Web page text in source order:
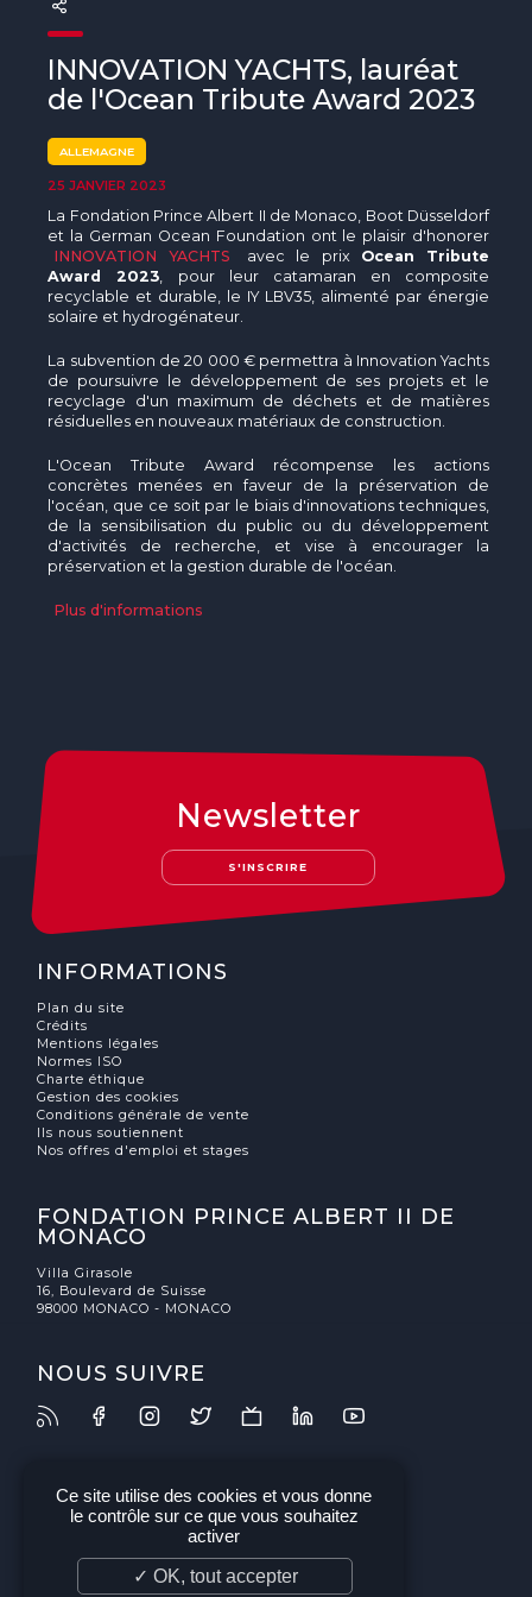
Beyond Plastic Med : BeMed
OACIS
Initiative Homme - Faune sauvage
The Green Shift Initiative
INNOVATION YACHTS, lauréat
de l'Ocean Tribute Award 2023
ALLEMAGNE
25 JANVIER 2023
La Fondation Prince Albert II de Monaco, Boot Düsseldorf
et la German Ocean Foundation ont le plaisir d'honorer
INNOVATION YACHTS
avec le prix Ocean Tribute
Award 2023, pour leur catamaran en composite
recyclable et durable, le IY LBV35, alimenté par énergie
solaire et hydrogénateur.
La subvention de 20 000 € permettra à Innovation Yachts
de poursuivre le développement de ses projets et le
recyclage d'un maximum de déchets et de matières
résiduelles en nouveaux matériaux de construction.
L'Ocean Tribute Award récompense les actions
concrètes menées en faveur de la préservation de
l'océan, que ce soit par le biais d'innovations techniques,
de la sensibilisation du public ou du développement
d'activités de recherche, et vise à encourager la
préservation et la gestion durable de l'océan.
Plus d'informations
Newsletter
S'INSCRIRE
INFORMATIONS
Plan du site
Crédits
Mentions légales
Normes ISO
Charte éthique
Gestion des cookies
Conditions générale de vente
Ils nous soutiennent
Nos offres d'emploi et stages
FONDATION PRINCE ALBERT II DE
MONACO
Villa Girasole
16, Boulevard de Suisse
98000 MONACO - MONACO
NOUS SUIVRE
Ce site utilise des cookies et vous donne
le contrôle sur ce que vous souhaitez
activer
✓ OK, tout accepter